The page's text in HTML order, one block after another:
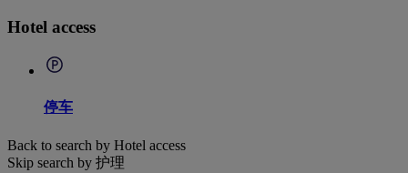
Hotel access
停车
Back to search by Hotel access
Skip search by 护理